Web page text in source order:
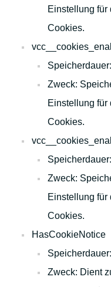
Einstellung für
Cookies.
Zweck:
Einstellung für
Cookies.
Zweck:
Einstellung für
Cookies.
HasCookieNotice
Zweck: Dient